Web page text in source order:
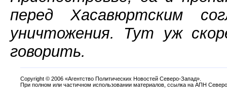
перед Хасавюртским
уничтожения. Тут уж
говорить.
Copyright © 2006 «Агентство Политических Новостей Северо-Запад».
При полном или частичном использовании материалов, ссылка на АПН